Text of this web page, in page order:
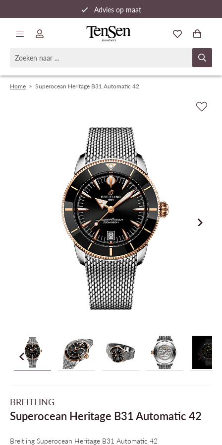
Advies op maat
Snelle verzending
Home > Superocean Heritage B31 Automatic 42
BREITLING
Superocean Heritage B31 Automatic 42
Breitling Superocean Heritage B31 Automatic 42